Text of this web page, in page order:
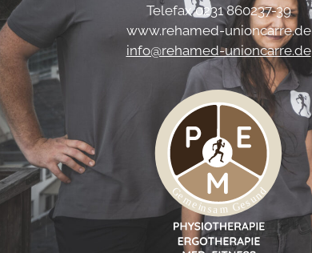
Telefax 0231 860237-39
www.rehamed-unioncarre.de
info@rehamed-unioncarre.de